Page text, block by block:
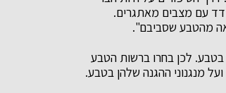
עם מצבים מאתגרים.
מהטבע שסביבם".
בטבע. לכן בחרו ברשות הטבע
מנגנוני ההגנה שלהן בטבע.